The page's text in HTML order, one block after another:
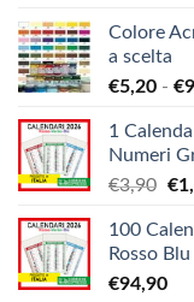
Colore
a scelta
€5,20 - €
1
Numeri
€3,90 Il
€
100
Rosso
€94,90